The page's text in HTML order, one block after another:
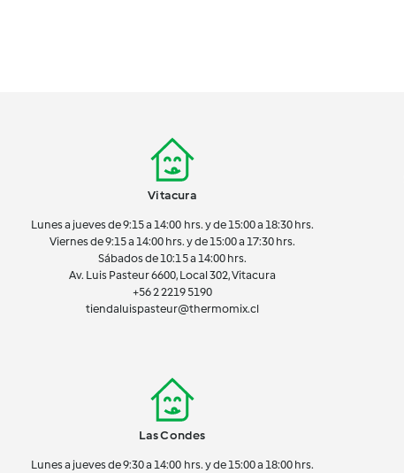
Vitacura
Lunes a jueves de 9:15 a 14:00 hrs. y de 15:00 a 18:30 hrs.
Viernes de 9:15 a 14:00 hrs. y de 15:00 a 17:30 hrs.
Sábados de 10:15 a 14:00 hrs.
Av. Luis Pasteur 6600, Local 302, Vitacura
+56 2 2219 5190
tiendaluispasteur@thermomix.cl
Las Condes
Lunes a jueves de 9:30 a 14:00 hrs. y de 15:00 a 18:00 hrs.